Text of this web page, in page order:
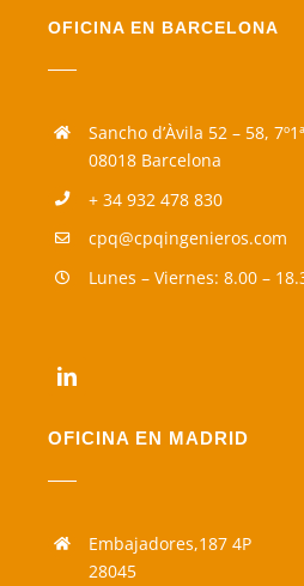
OFICINA EN BARCELONA
Sancho d’Àvila 52 – 58, 7º1ª
08018 Barcelona
+ 34 932 478 830
cpq@cpqingenieros.com
Lunes – Viernes: 8.00 –
OFICINA EN MADRID
Embajadores,187 4P
28045